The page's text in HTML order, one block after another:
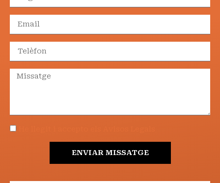
ENVIAR MISSATGE